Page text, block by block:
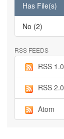
Has File(s)
No (2)
RSS FEEDS
RSS 1.0
RSS 2.0
Atom